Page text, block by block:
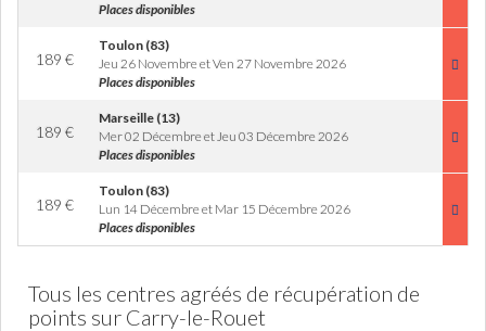
Places disponibles
189 €
Toulon (83)
Jeu 26 Novembre et Ven 27 Novembre 2026
Places disponibles
189 €
Marseille (13)
Mer 02 Décembre et Jeu 03 Décembre 2026
Places disponibles
189 €
Toulon (83)
Lun 14 Décembre et Mar 15 Décembre 2026
Places disponibles
Tous les centres agréés de récupération de
points sur Carry-le-Rouet